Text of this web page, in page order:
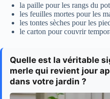
la paille pour les rangs du
les feuilles mortes pour les
les tontes sèches pour les
le carton pour couvrir
Quelle est la véritable
merle qui revient jour
dans votre jardin ?